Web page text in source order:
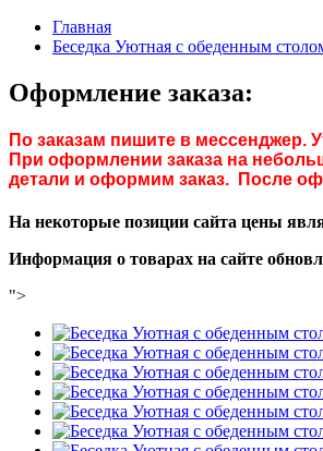
Главная
Беседка Уютная с обеденным
Оформление заказа:
По заказам пишите в мессенджер.
При оформлении заказа на
детали и оформим заказ. После
На некоторые позиции сайта цены
Информация о товарах на сайте
">